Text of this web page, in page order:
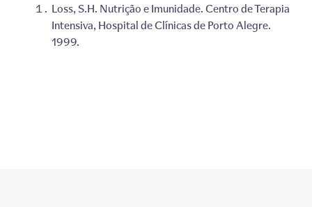
Loss, S.H. Nutrição e Imunidade. Centro de Terapia
Intensiva, Hospital de Clínicas de Porto Alegre.
1999.